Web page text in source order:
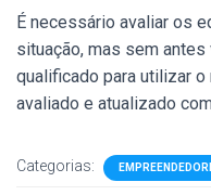
É necessário avaliar os
situação, mas sem
qualificado para utilizar
avaliado e atualizado
Categorias: